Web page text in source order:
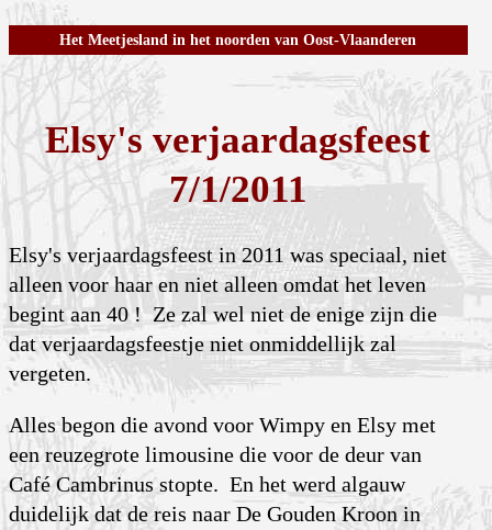
Het Meetjesland in het noorden van Oost-Vlaanderen
Elsy's verjaardagsfeest
7/1/2011
Elsy's verjaardagsfeest in 2011 was speciaal, niet
alleen voor haar en niet alleen omdat het leven
begint aan 40 ! Ze zal wel niet de enige zijn die
dat verjaardagsfeestje niet onmiddellijk zal
vergeten.
Alles begon die avond voor Wimpy en Elsy met
een reuzegrote limousine die voor de deur van
Café Cambrinus stopte. En het werd algauw
duidelijk dat de reis naar De Gouden Kroon in